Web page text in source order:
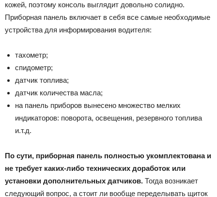
кожей, поэтому консоль выглядит довольно солидно.
Приборная панель включает в себя все самые необходимые
устройства для информирования водителя:
тахометр;
спидометр;
датчик топлива;
датчик количества масла;
на панель приборов вынесено множество мелких
индикаторов: поворота, освещения, резервного топлива
и.т.д.
По сути, приборная панель полностью укомплектована и
не требует каких-либо технических доработок или
установки дополнительных датчиков. Тогда возникает
следующий вопрос, а стоит ли вообще переделывать щиток